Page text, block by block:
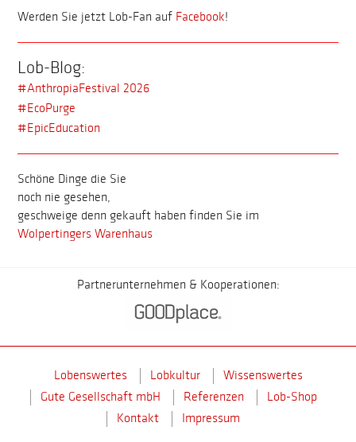
Werden Sie jetzt Lob-Fan auf Facebook!
Lob-Blog:
#AnthropiaFestival 2026
#EcoPurge
#EpicEducation
Schöne Dinge die Sie
noch nie gesehen,
geschweige denn gekauft haben finden Sie im
Wolpertingers Warenhaus
Partnerunternehmen & Kooperationen:
Lobenswertes Lobkultur
Wissenswertes
Gute Gesellschaft mbH
Referenzen
Lob-Shop
Kontakt
Impressum